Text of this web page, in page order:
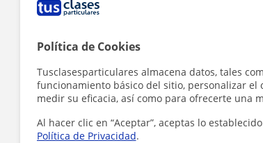
Política de Cookies
Tusclasesparticulares almacena datos, tales
funcionamiento básico del sitio, personalizar el
medir su eficacia, así como para ofrecerte una
Al hacer clic en “Aceptar”, aceptas lo
Política de Privacidad.
¿Hay algún error en este